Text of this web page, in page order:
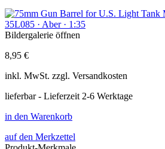
Bildergalerie öffnen
8,95 €
inkl. MwSt. zzgl. Versandkosten
lieferbar - Lieferzeit 2-6 Werktage
in den Warenkorb
auf den Merkzettel